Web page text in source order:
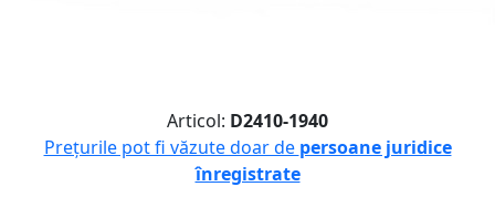
Articol: D2410-1940
Prețurile pot fi văzute doar de persoane juridice
înregistrate